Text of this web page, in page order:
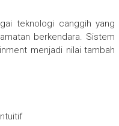
teknologi canggih yang
berkendara. Sistem
menjadi nilai tambah